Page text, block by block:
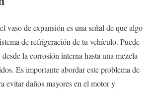
vaso de expansión es una señal de que algo
de refrigeración de tu vehículo. Puede
desde la corrosión interna hasta una mezcla
Es importante abordar este problema de
evitar daños mayores en el motor y